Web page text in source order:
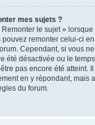
mes sujets ?
le sujet »
remonter celui-ci
Cependant, si vous
été désactivée ou le
pas encore été atteint.
en y répondant, mais
du forum.